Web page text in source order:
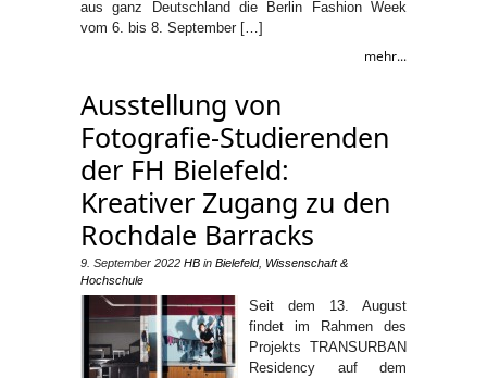
aus ganz Deutschland die Berlin Fashion Week
vom 6. bis 8. September […]
mehr...
Ausstellung von
Fotografie-Studierenden
der FH Bielefeld:
Kreativer Zugang zu den
Rochdale Barracks
9. September 2022 HB in Bielefeld, Wissenschaft &
Hochschule
Seit dem 13. August
findet im Rahmen des
Projekts TRANSURBAN
Residency auf dem